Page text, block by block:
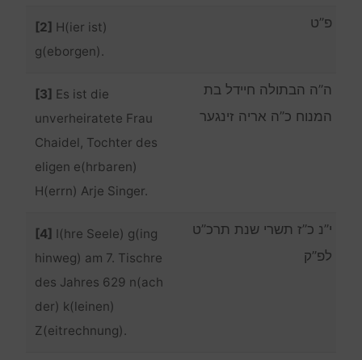
[2] H(ier ist)
g(eborgen).
פ”ט
[3] Es ist die
unverheiratete Frau
Chaidel, Tochter des
eligen e(hrbaren)
H(errn) Arje Singer.
ה”ה הבתולה חיידל בת
המנוח כ”ה אריה זינגער
[4] I(hre Seele) g(ing
hinweg) am 7. Tischre
des Jahres 629 n(ach
der) k(leinen)
Z(eitrechnung).
י”נ כ”ז תשרי שנת תרכ”ט
לפ”ק